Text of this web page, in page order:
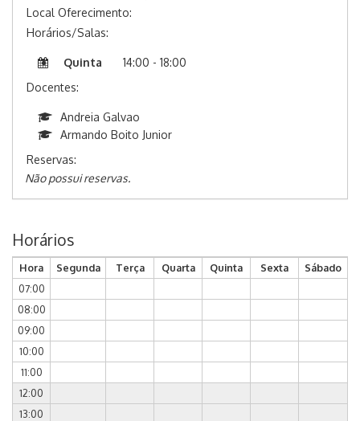
Local Oferecimento:
Horários/Salas:
Quinta
14:00 - 18:00
Docentes:
Andreia Galvao
Armando Boito Junior
Reservas:
Não possui reservas.
Horários
Hora Segunda Terça Quarta Quinta Sexta
Sábado
07:00
08:00
09:00
10:00
11:00
12:00
13:00